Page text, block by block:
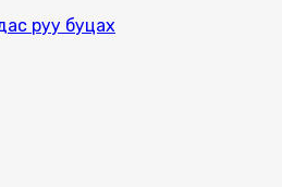
руу буцах